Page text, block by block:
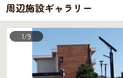
周辺施設ギャラリー
1/9